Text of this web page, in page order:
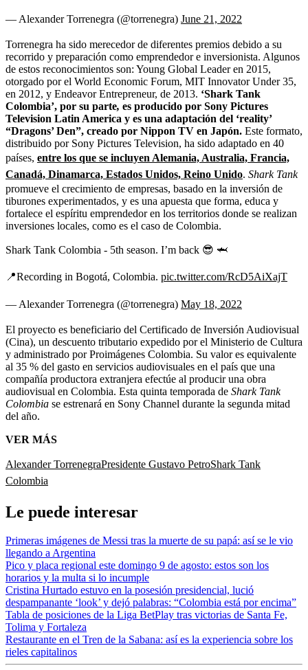
— Alexander Torrenegra (@torrenegra) June 21, 2022
Torrenegra ha sido merecedor de diferentes premios debido a su
recorrido y preparación como emprendedor e inversionista. Algunos
de estos reconocimientos son: Young Global Leader en 2015,
otorgado por el World Economic Forum, MIT Innovator Under 35,
en 2012, y Endeavor Entrepreneur, de 2013. ‘Shark Tank
Colombia’, por su parte, es producido por Sony Pictures
Television Latin America y es una adaptación del ‘reality’
“Dragons’ Den”, creado por Nippon TV en Japón. Este formato,
distribuido por Sony Pictures Television, ha sido adaptado en 40
países, entre los que se incluyen Alemania, Australia, Francia,
Canadá, Dinamarca, Estados Unidos, Reino Unido. Shark Tank
promueve el crecimiento de empresas, basado en la inversión de
tiburones experimentados, y es una apuesta que forma, educa y
fortalece el espíritu emprendedor en los territorios donde se realizan
inversiones locales, como es el caso de Colombia.
Shark Tank Colombia - 5th season. I’m back 😎 🦈
📍Recording in Bogotá, Colombia. pic.twitter.com/RcD5AiXajT
— Alexander Torrenegra (@torrenegra) May 18, 2022
El proyecto es beneficiario del Certificado de Inversión Audiovisual
(Cina), un descuento tributario expedido por el Ministerio de Cultura
y administrado por Proimágenes Colombia. Su valor es equivalente
al 35 % del gasto en servicios audiovisuales en el país que una
compañía productora extranjera efectúe al producir una obra
audiovisual en Colombia. Esta quinta temporada de Shark Tank
Colombia se estrenará en Sony Channel durante la segunda mitad
del año.
VER MÁS
Alexander TorrenegraPresidente Gustavo PetroShark Tank
Colombia
Le puede interesar
Primeras imágenes de Messi tras la muerte de su papá: así se le vio
llegando a Argentina
Pico y placa regional este domingo 9 de agosto: estos son los
horarios y la multa si lo incumple
Cristina Hurtado estuvo en la posesión presidencial, lució
despampanante ‘look’ y dejó palabras: “Colombia está por encima”
Tabla de posiciones de la Liga BetPlay tras victorias de Santa Fe,
Tolima y Fortaleza
Restaurante en el Tren de la Sabana: así es la experiencia sobre los
rieles capitalinos